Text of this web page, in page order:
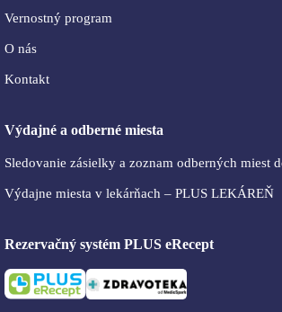
Vernostný program
O nás
Kontakt
Výdajné a odberné miesta
Sledovanie zásielky a zoznam odberných miest
Výdajne miesta v lekárňach – PLUS LEKÁREŇ
Rezervačný systém PLUS eRecept